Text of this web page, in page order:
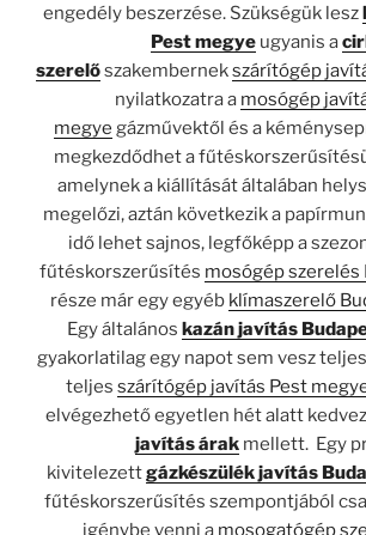
engedély beszerzése. Szükségük lesz
Pest megye ugyanis a
szerelőszakembernekszárítógép
nyilatkozatra a mosógép
megye gázművektől és a
megkezdődhet a
amelynek a kiállítását általában
megelőzi, aztán következik a
idő lehet sajnos, legfőképp a
fűtéskorszerűsítés mosógép szerelés
része már egy egyéb klímaszerelő
Egy általános kazán javítás
gyakorlatilag egy napot sem vesz
teljes szárítógép javítás Pest
elvégezhető egyetlen hét alatt
javítás árak mellett. Egy
kivitelezettgázkészülék javítás
fűtéskorszerűsítés szempontjából
igénybe venni a mosogatógép